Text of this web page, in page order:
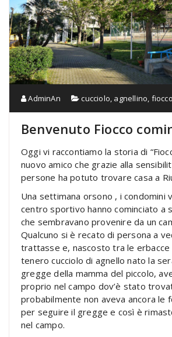
AdminAn cucciolo, agnellino,
Benvenuto Fiocco
Oggi vi raccontiamo la storia di
nuovo amico che grazie alla
persone ha potuto trovare casa a
Una settimana orsono , i condomini
centro sportivo hanno cominciato a
che sembravano provenire da un
Qualcuno si è recato di persona a
trattasse e, nascosto tra le erbacce
tenero cucciolo di agnello nato la
gregge della mamma del piccolo,
proprio nel campo dov’è stato
probabilmente non aveva ancora le
per seguire il gregge e così è
nel campo.